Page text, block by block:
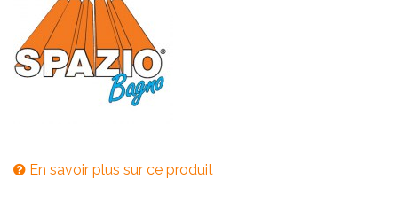
En savoir plus sur ce produit